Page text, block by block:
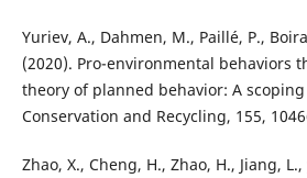
Yuriev, A., Dahmen, M., Paillé, P.,
(2020). Pro-environmental behaviors
theory of planned behavior: A scoping
Conservation and Recycling, 155,
Zhao, X., Cheng, H., Zhao, H., Jiang,